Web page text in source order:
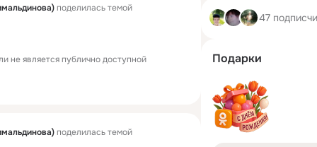
поделилась темой
не является публично доступной
поделилась темой
47
Подарки